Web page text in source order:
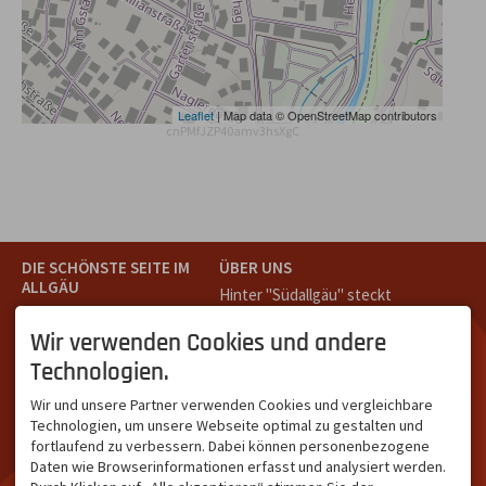
Leaflet| Map data © OpenStreetMap contributors
cnPMfJZP40amv3hsXgC
DIE SCHÖNSTE SEITE IM
ALLGÄU
Teil des Oberallgäus. Es
verbindet die Tourismus-
Destinationen Oberstdorf,
Kleinwalsertal und beliebte
Urlaubsziele wie die
Hörnerdörfer, Alpsee-
Grünten, Oberstaufen oder
ÜBER UNS
Hinter "Südallgäu" steckt
Oberstdorf.
Unser Ziel ist ein attraktives
Leistungsträger im
südlichen Oberallgäu eine
starke Plattform bietet.
Wir verwenden Cookies und andere
Technologien.
Wir und unsere Partner verwenden Cookies und vergleichbare
Technologien, um unsere Webseite optimal zu gestalten und
fortlaufend zu verbessern. Dabei können personenbezogene
Daten wie Browserinformationen erfasst und analysiert werden.